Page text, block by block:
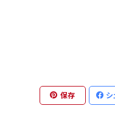
保存 シ